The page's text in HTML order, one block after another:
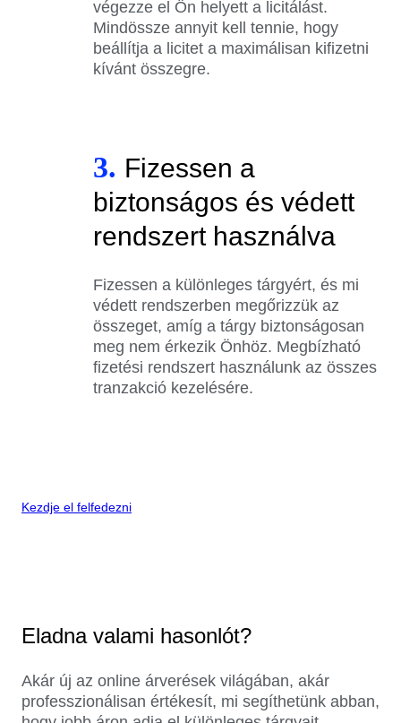
végezze el Ön helyett a licitálást.
Mindössze annyit kell tennie, hogy
beállítja a licitet a maximálisan kifizetni
kívánt összegre.
3. Fizessen a
biztonságos és védett
rendszert használva
Fizessen a különleges tárgyért, és mi
védett rendszerben megőrizzük az
összeget, amíg a tárgy biztonságosan
meg nem érkezik Önhöz. Megbízható
fizetési rendszert használunk az összes
tranzakció kezelésére.
Kezdje el felfedezni
Eladna valami hasonlót?
Akár új az online árverések világában, akár
professzionálisan értékesít, mi segíthetünk abban,